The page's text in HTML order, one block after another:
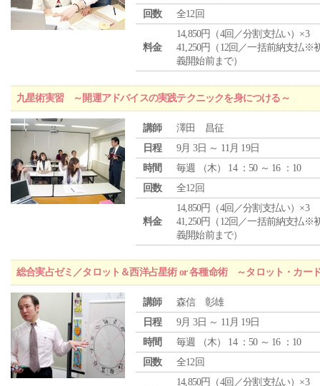
回数
全12回
料金
14,850円（4回／分割支払い）×3
41,250円（12回／一括前納支払※
義開始前まで）
九星術実習 ～開運アドバイスの実践テクニックを身につける～
講師
澤田 昌征
日程
9月 3日 ～ 11月 19日
時間
毎週 （木） 14 ：50 ～ 16 ：10
回数
全12回
料金
14,850円（4回／分割支払い）×3
41,250円（12回／一括前納支払※
義開始前まで）
総合実占ゼミ／タロット＆西洋占星術 or 各種命術 ～タロット・カー
講師
森信 彰雄
日程
9月 3日 ～ 11月 19日
時間
毎週 （木） 14 ：50 ～ 16 ：10
回数
全12回
14,850円（4回／分割支払い）×3